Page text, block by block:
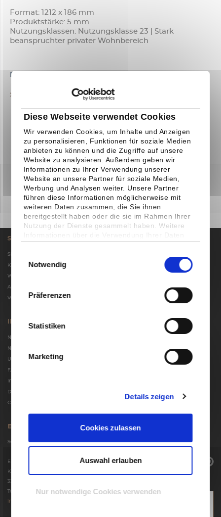
Diese Webseite verwendet Cookies
Wir verwenden Cookies, um Inhalte und Anzeigen
zu personalisieren, Funktionen für soziale Medien
anbieten zu können und die Zugriffe auf unsere
Website zu analysieren. Außerdem geben wir
Informationen zu Ihrer Verwendung unserer
Website an unsere Partner für soziale Medien,
Werbung und Analysen weiter. Unsere Partner
führen diese Informationen möglicherweise mit
weiteren Daten zusammen, die Sie ihnen
bereitgestellt haben oder die sie im Rahmen Ihrer
Nutzung der Dienste gesammelt haben. Weitere
finden Sie in unsererDatenschutzerklärung. Sie
unterEinstellungen widerrufen oder anpassen.
Notwendig
Präferenzen
Statistiken
Marketing
Details zeigen
Cookies zulassen
Auswahl erlauben
Nur notwendige Cookies verwenden
Format: 1212 x 186 mm
Produktstärke: 5 mm
Nutzungsklassen: Nutzungsklasse 23 | Stark
beanspruchter privater Wohnbereich
Downloads
TECHNISCHES DATENBLATT
SHOP SERVICE
Shop
Kontakt
Widerrufsbelehrung
Allgemeine Geschäftsbedingungen
Versand und Zahlungsbedingungen
Newsletter
Nutzungsbedingungen
Unternehmen
FAQ
Impressum
Datenschutzerklärung
Cookie-Einstellungen
ERREICHBARKEIT
Service-Zeiten: Mo – Fr 9:00 – 17:00 Uhr
Einrichtungshaus Hansel
Knäppenstraße 26 – 30
33129 Delbrück
Tel.: 02944 9850
info@hansel-shop.de